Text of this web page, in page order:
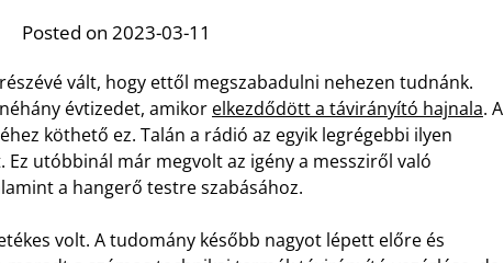
Posted on 2023-03-11
vált, hogy ettől megszabadulni nehezen tudnánk.
évtizedet, amikor elkezdődött a távirányító hajnala. A
köthető ez. Talán a rádió az egyik legrégebbi ilyen
utóbbinál már megvolt az igény a messziről való
a hangerő testre szabásához.
volt. A tudomány később nagyot lépett előre és